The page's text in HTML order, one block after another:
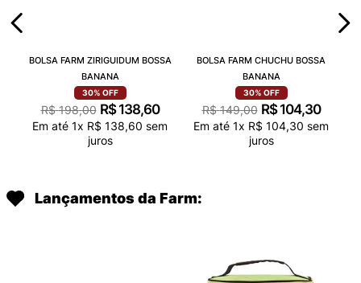
BOLSA FARM ZIRIGUIDUM BOSSA
BANANA
30% OFF
R$ 198,00 R$ 138,60
Em até 1x R$ 138,60 sem
juros
BOLSA FARM CHUCHU BOSSA
BANANA
30% OFF
R$ 149,00 R$ 104,30
Em até 1x R$ 104,30 sem
juros
Lançamentos da Farm: